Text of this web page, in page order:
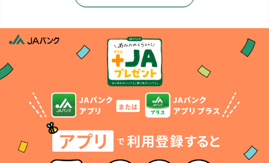
機能・サービス
セキュリティ